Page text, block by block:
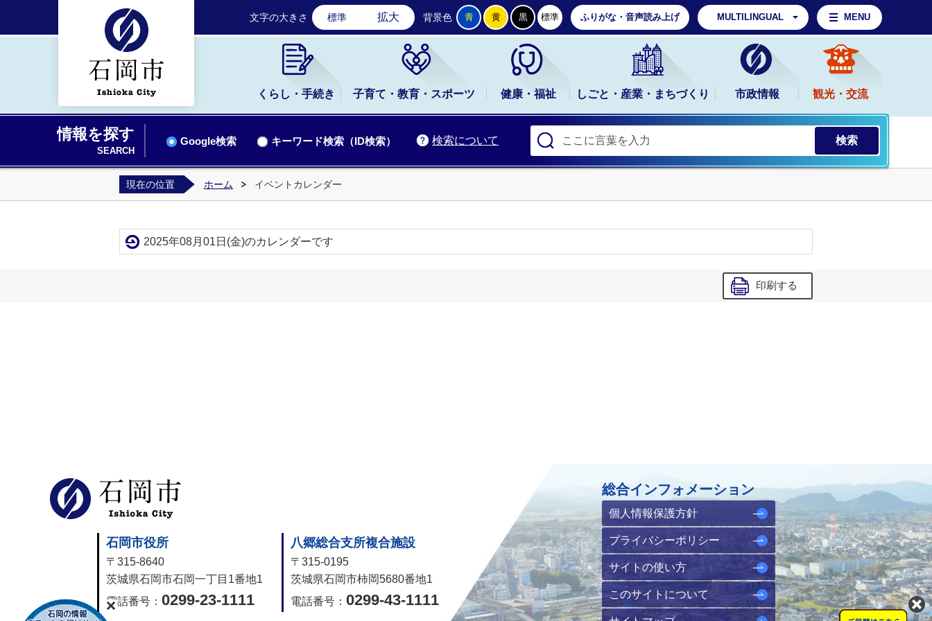
石岡市公式ホームページ
文字の大きさ 標準 拡大 背景色 青 黄 黒 標準 ふりがな・音声読み上げ MULTILINGUAL MENU
くらし・手続き 子育て・教育・スポーツ 健康・福祉 しごと・産業・まちづくり 市政情報 観光・交流
情報を探す
SEARCH
検索について
Google検索 キーワード検索（ID検索）
現在の位置 ホーム イベントカレンダー
2025年08月01日(金)のカレンダーです
印刷する
石岡市役所
〒315-8640
茨城県石岡市石岡一丁目1番地1
電話番号： 0299-23-1111
八郷総合支所複合施設
〒315-0195
茨城県石岡市柿岡5680番地1
電話番号： 0299-43-1111
総合インフォメーション
個人情報保護方針
プライバシーポリシー
サイトの使い方
このサイトについて